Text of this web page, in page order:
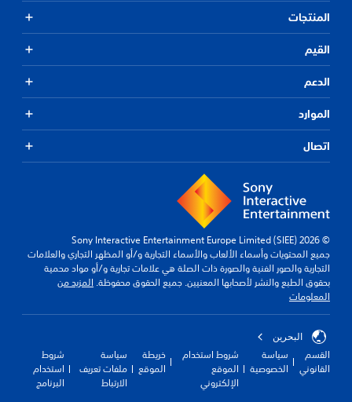
المنتجات
القيم
الدعم
الموارد
اتصال
© 2026 Sony Interactive Entertainment Europe Limited (SIEE)
جميع المحتويات وأسماء الألعاب والأسماء التجارية و/أو المظهر التجاري والعلامات
التجارية والصور الفنية والصورة ذات الصلة هي علامات تجارية و/أو مواد محمية
بحقوق الطبع والنشر لأصحابها المعنيين. جميع الحقوق محفوظة. المزيد من
المعلومات
البحرين
القسم
القانوني
سياسة
الخصوصية
شروط استخدام
الموقع
الإلكتروني
خريطة
الموقع
سياسة
ملفات تعريف
الارتباط
شروط
استخدام
البرنامج